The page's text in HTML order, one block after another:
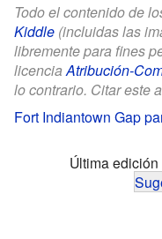
Todo el contenido de
Kiddle (incluidas las
libremente para fines
licenciaAtribución-
lo contrario. Citar este
Fort Indiantown Gap
Última